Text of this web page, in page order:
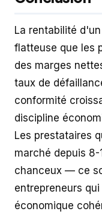
La rentabilité
flatteuse que les
des marges
taux de
conformité
discipline
Les prestataires
marché depuis
chanceux — ce
entrepreneurs
économique